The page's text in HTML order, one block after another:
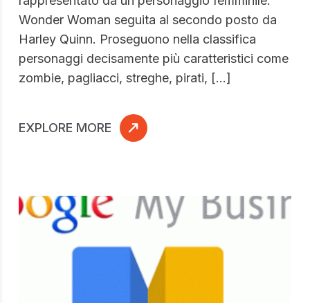
Wonder Woman seguita al secondo posto da
Harley Quinn. Proseguono nella classifica
personaggi decisamente più caratteristici come
zombie, pagliacci, streghe, pirati, […]
EXPLORE MORE